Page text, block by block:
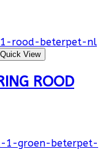
Quick View
ROOD